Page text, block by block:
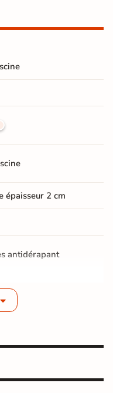
épaisseur 2 cm
antidérapant